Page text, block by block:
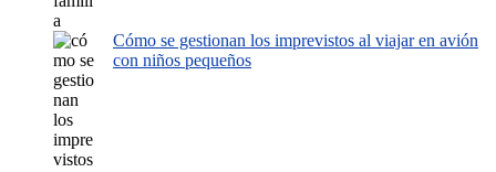
Cómo se gestionan los imprevistos al viajar en avión
con niños pequeños